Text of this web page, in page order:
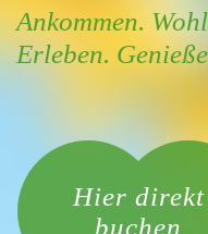
Ankommen.
Erleben.
Hier direkt
buchen